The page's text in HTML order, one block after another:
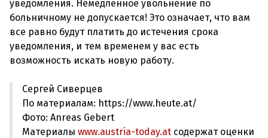
уведомления. Немедленное увольнение по
больничному не допускается! Это означает, что вам
все равно будут платить до истечения срока
уведомления, и тем временем у вас есть
Сергей Сиверцев
По материалам: https://www.heute.at/
Фото: Anreas Gebert
Материалы www.austria-today.at содержат оценки